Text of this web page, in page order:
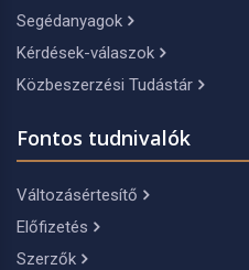
Segédanyagok
Kérdések-válaszok
Közbeszerzési Tudástár
Fontos tudnivalók
Változásértesítő
Előfizetés
Szerzők